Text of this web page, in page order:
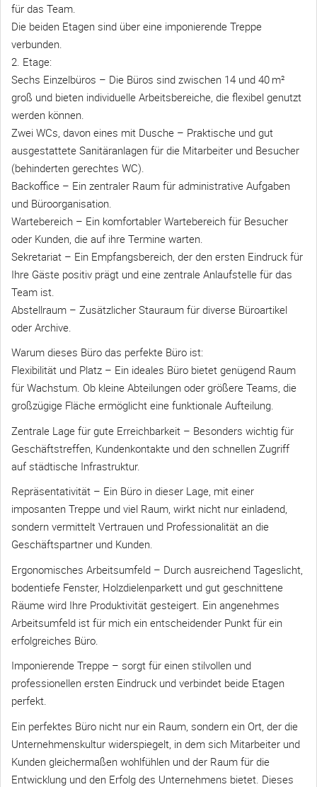
für das Team.
Die beiden Etagen sind über eine imponierende Treppe
verbunden.
2. Etage:
Sechs Einzelbüros – Die Büros sind zwischen 14 und 40 m²
groß und bieten individuelle Arbeitsbereiche, die flexibel genutzt
werden können.
Zwei WCs, davon eines mit Dusche – Praktische und gut
ausgestattete Sanitäranlagen für die Mitarbeiter und Besucher
(behinderten gerechtes WC).
Backoffice – Ein zentraler Raum für administrative Aufgaben
und Büroorganisation.
Wartebereich – Ein komfortabler Wartebereich für Besucher
oder Kunden, die auf ihre Termine warten.
Sekretariat – Ein Empfangsbereich, der den ersten Eindruck für
Ihre Gäste positiv prägt und eine zentrale Anlaufstelle für das
Team ist.
Abstellraum – Zusätzlicher Stauraum für diverse Büroartikel
oder Archive.
Warum dieses Büro das perfekte Büro ist:
Flexibilität und Platz – Ein ideales Büro bietet genügend Raum
für Wachstum. Ob kleine Abteilungen oder größere Teams, die
großzügige Fläche ermöglicht eine funktionale Aufteilung.
Zentrale Lage für gute Erreichbarkeit – Besonders wichtig für
Geschäftstreffen, Kundenkontakte und den schnellen Zugriff
auf städtische Infrastruktur.
Repräsentativität – Ein Büro in dieser Lage, mit einer
imposanten Treppe und viel Raum, wirkt nicht nur einladend,
sondern vermittelt Vertrauen und Professionalität an die
Geschäftspartner und Kunden.
Ergonomisches Arbeitsumfeld – Durch ausreichend Tageslicht,
bodentiefe Fenster, Holzdielenparkett und gut geschnittene
Räume wird Ihre Produktivität gesteigert. Ein angenehmes
Arbeitsumfeld ist für mich ein entscheidender Punkt für ein
erfolgreiches Büro.
Imponierende Treppe – sorgt für einen stilvollen und
professionellen ersten Eindruck und verbindet beide Etagen
perfekt.
Ein perfektes Büro nicht nur ein Raum, sondern ein Ort, der die
Unternehmenskultur widerspiegelt, in dem sich Mitarbeiter und
Kunden gleichermaßen wohlfühlen und der Raum für die
Entwicklung und den Erfolg des Unternehmens bietet. Dieses